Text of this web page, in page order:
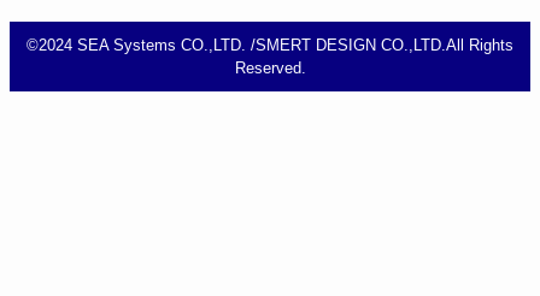
​©2024 SEA Systems CO.,LTD. /SMERT DESIGN CO.,LTD.All Rights
Reserved.